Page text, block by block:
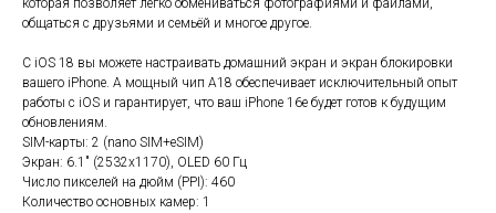
которая позволяет легко обмениваться фотографиями и файлами,
общаться с друзьями и семьёй и многое другое.
С iOS 18 вы можете настраивать домашний экран и экран блокировки
вашего iPhone. А мощный чип A18 обеспечивает исключительный опыт
работы с iOS и гарантирует, что ваш iPhone 16e будет готов к будущим
обновлениям.
SIM-карты: 2 (nano SIM+eSIM)
Экран: 6.1" (2532x1170), OLED 60 Гц
Число пикселей на дюйм (PPI): 460
Количество основных камер: 1